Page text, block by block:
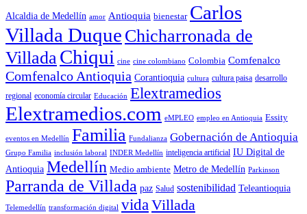
Alcaldia de Medellín amor Antioquia bienestar Carlos
Villada Duque Chicharronada de
Villada Chiqui cine cine colombiano Colombia Comfenalco
Comfenalco Antioquia Corantioquia cultura cultura paisa desarrollo
regional economía circular Educación Elextramedios
Elextramedios.com eMPLEO empleo en Antioquia Essity
eventos en Medellín Familia Fundalianza Gobernación de Antioquia
Grupo Familia inclusión laboral INDER Medellín inteligencia artificial IU Digital de
Antioquia Medellín Medio ambiente Metro de Medellín Parkinson
Parranda de Villada paz Salud sostenibilidad Teleantioquia
Telemedellín transformación digital vida Villada